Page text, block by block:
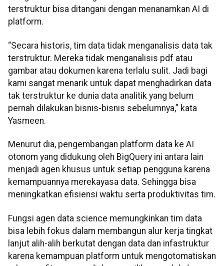
terstruktur bisa ditangani dengan menanamkan AI di
platform.
“Secara historis, tim data tidak menganalisis data tak
terstruktur. Mereka tidak menganalisis pdf atau
gambar atau dokumen karena terlalu sulit. Jadi bagi
kami sangat menarik untuk dapat menghadirkan data
tak terstruktur ke dunia data analitik yang belum
pernah dilakukan bisnis-bisnis sebelumnya,” kata
Yasmeen.
Menurut dia, pengembangan platform data ke AI
otonom yang didukung oleh BigQuery ini antara lain
menjadi agen khusus untuk setiap pengguna karena
kemampuannya merekayasa data. Sehingga bisa
meningkatkan efisiensi waktu serta produktivitas tim.
Fungsi agen data science memungkinkan tim data
bisa lebih fokus dalam membangun alur kerja tingkat
lanjut alih-alih berkutat dengan data dan infastruktur
karena kemampuan platform untuk mengotomatiskan